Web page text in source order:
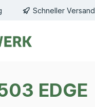
springenSchneller Versand
EDGE